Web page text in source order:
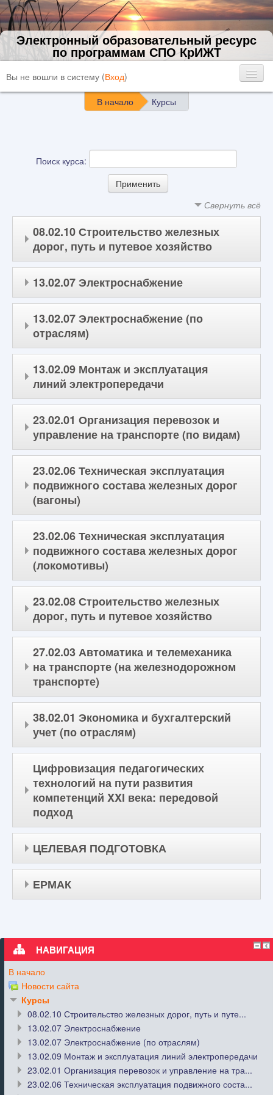
Электронный образовательный ресурс
по программам СПО КрИЖТ
Вы не вошли в систему (Вход)
В начало Курсы
Поиск курса:
Свернуть всё
08.02.10 Строительство железных
дорог, путь и путевое хозяйство
13.02.07 Электроснабжение
13.02.07 Электроснабжение (по
отраслям)
13.02.09 Монтаж и эксплуатация
линий электропередачи
23.02.01 Организация перевозок и
управление на транспорте (по видам)
23.02.06 Техническая эксплуатация
подвижного состава железных дорог
(вагоны)
23.02.06 Техническая эксплуатация
подвижного состава железных дорог
(локомотивы)
23.02.08 Строительство железных
дорог, путь и путевое хозяйство
27.02.03 Автоматика и телемеханика
на транспорте (на железнодорожном
транспорте)
38.02.01 Экономика и бухгалтерский
учет (по отраслям)
Цифровизация педагогических
технологий на пути развития
компетенций XXl века: передовой
подход
ЦЕЛЕВАЯ ПОДГОТОВКА
ЕРМАК
НАВИГАЦИЯ
В начало
Новости сайта
Курсы
08.02.10 Строительство железных дорог, путь и путе...
13.02.07 Электроснабжение
13.02.07 Электроснабжение (по отраслям)
13.02.09 Монтаж и эксплуатация линий электропередачи
23.02.01 Организация перевозок и управление на тра...
23.02.06 Техническая эксплуатация подвижного соста...